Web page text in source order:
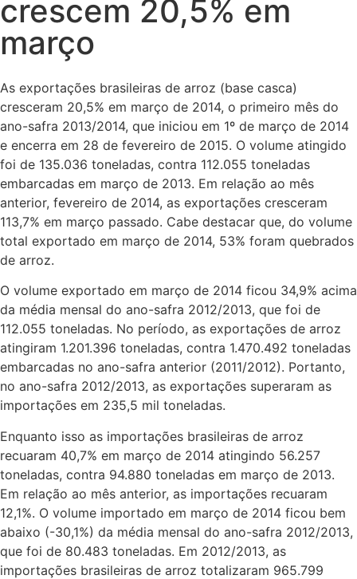
crescem 20,5% em
março
As exportações brasileiras de arroz (base casca)
cresceram 20,5% em março de 2014, o primeiro mês do
ano-safra 2013/2014, que iniciou em 1º de março de 2014
e encerra em 28 de fevereiro de 2015. O volume atingido
foi de 135.036 toneladas, contra 112.055 toneladas
embarcadas em março de 2013. Em relação ao mês
anterior, fevereiro de 2014, as exportações cresceram
113,7% em março passado. Cabe destacar que, do volume
total exportado em março de 2014, 53% foram quebrados
de arroz.
O volume exportado em março de 2014 ficou 34,9% acima
da média mensal do ano-safra 2012/2013, que foi de
112.055 toneladas. No período, as exportações de arroz
atingiram 1.201.396 toneladas, contra 1.470.492 toneladas
embarcadas no ano-safra anterior (2011/2012). Portanto,
no ano-safra 2012/2013, as exportações superaram as
importações em 235,5 mil toneladas.
Enquanto isso as importações brasileiras de arroz
recuaram 40,7% em março de 2014 atingindo 56.257
toneladas, contra 94.880 toneladas em março de 2013.
Em relação ao mês anterior, as importações recuaram
12,1%. O volume importado em março de 2014 ficou bem
abaixo (-30,1%) da média mensal do ano-safra 2012/2013,
que foi de 80.483 toneladas. Em 2012/2013, as
importações brasileiras de arroz totalizaram 965.799